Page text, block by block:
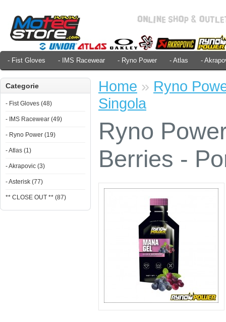
- Fist Gloves - IMS Racewear - Ryno Power - Atlas -
Categorie
- Fist Gloves (48)
- IMS Racewear (49)
- Ryno Power (19)
- Atlas (1)
- Akrapovic (3)
- Asterisk (77)
** CLOSE OUT ** (87)
Home » Ryno
Singola
Ryno
Berries -